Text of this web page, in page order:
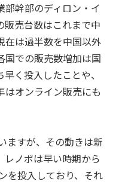
幹部のディロン・イ
販売台数はこれまで中
在は過半数を中国以外
国での販売数増加は国
く投入したことや、
はオンライン販売にも
ますが、その動きは新
ノボは早い時期から
を投入しており、それ